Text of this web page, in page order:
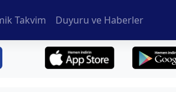
Takvim Duyuru ve Haberler